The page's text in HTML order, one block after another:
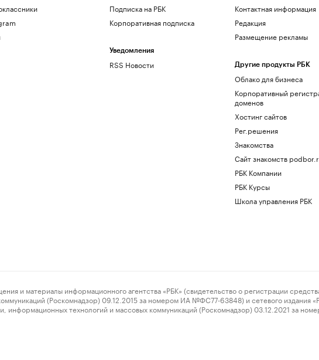
Подписка на РБК
Корпоративная подписка
Уведомления
RSS Новости
Контактная информация
Редакция
Размещение рекламы
Другие продукты РБК
Облако для бизнеса
Корпоративный
доменов
Хостинг сайтов
Рег.решения
Знакомства
Сайт знакомств
РБК Компании
РБК Курсы
Школа управления РБК
информационного агентства «РБК» (свидетельство о регистрации
(Роскомнадзор) 09.12.2015 за номером ИА №ФС77-63848) и сетевого издания
информационных технологий и массовых коммуникаций (Роскомнадзор) 03.12.2021 за